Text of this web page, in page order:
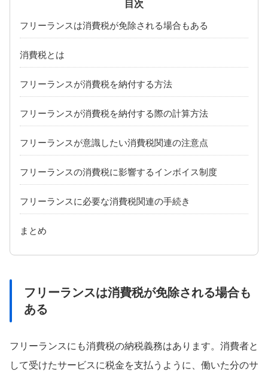
フリーランスは消費税が免除される場合もある
消費税とは
フリーランスが消費税を納付する方法
フリーランスが消費税を納付する際の計算方法
フリーランスが意識したい消費税関連の注意点
フリーランスの消費税に影響するインボイス制度
フリーランスに必要な消費税関連の手続き
まとめ
フリーランスは消費税が免除される場合も
ある
フリーランスにも消費税の納税義務はあります。消費者と
して受けたサービスに税金を支払うように、働いた分のサ